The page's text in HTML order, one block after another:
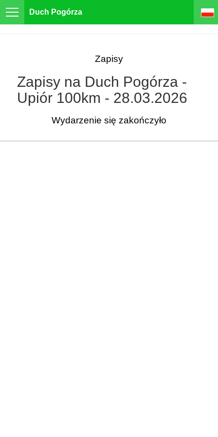
Duch Pogórza
Zapisy
Zapisy na Duch Pogórza -
Upiór 100km - 28.03.2026
Wydarzenie się zakończyło